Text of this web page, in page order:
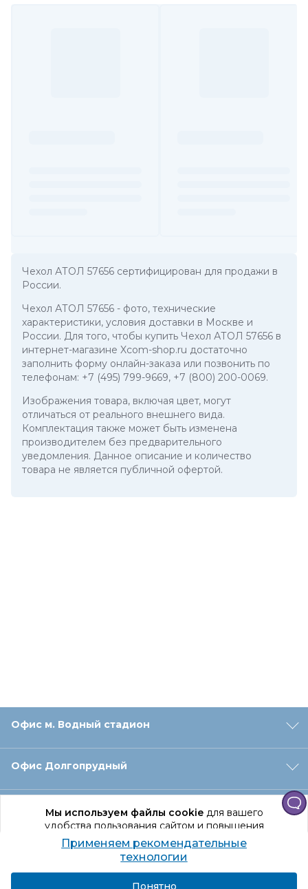
Мы используем файлы cookieдля вашего
удобства пользования сайтом и повышения
качества рекомендаций.
Продолжая использование сайта, вы даете
согласие на обработку персональных данных
Чехол АТОЛ 57656 сертифицирован для продажи в
России.
Чехол АТОЛ 57656 - фото, технические
характеристики, условия доставки в Москве и
России. Для того, чтобы купить Чехол АТОЛ 57656 в
интернет-магазине Xcom-shop.ru достаточно
заполнить форму онлайн-заказа или позвонить по
телефонам: +7 (495) 799-9669, +7 (800) 200-0069.
Изображения товара, включая цвет, могут
отличаться от реального внешнего вида.
Комплектация также может быть изменена
производителем без предварительного
уведомления. Данное описание и количество
товара не является публичной офертой.
Офис м. Водный стадион
Офис Долгопрудный
Офис Санкт‑Петербург
Оформление заказа
Применяем рекомендательные
технологии
Понятно